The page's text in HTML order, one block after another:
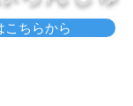
こちらから